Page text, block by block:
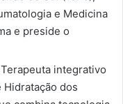
e Medicina
e preside o
integrativo
dos